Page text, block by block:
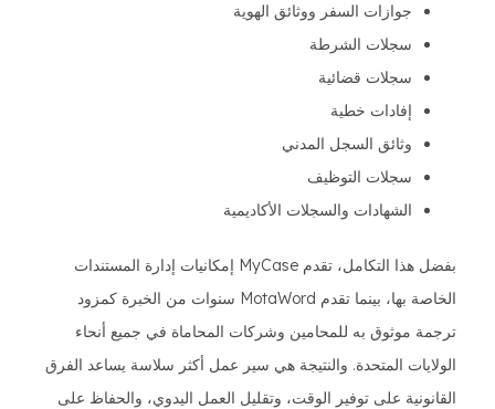
جوازات السفر ووثائق الهوية
سجلات الشرطة
سجلات قضائية
إفادات خطية
وثائق السجل المدني
سجلات التوظيف
الشهادات والسجلات الأكاديمية
بفضل هذا التكامل، تقدم MyCase إمكانيات إدارة المستندات
الخاصة بها، بينما تقدم MotaWord سنوات من الخبرة كمزود
ترجمة موثوق به للمحامين وشركات المحاماة في جميع أنحاء
الولايات المتحدة. والنتيجة هي سير عمل أكثر سلاسة يساعد الفرق
القانونية على توفير الوقت، وتقليل العمل اليدوي، والحفاظ على